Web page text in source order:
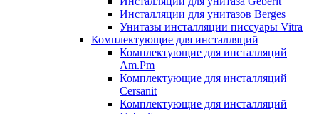
Инсталляции для унитазов Berges
Унитазы инсталляции писсуары Vitra
Комплектующие для инсталляций
Комплектующие для инсталляций
Am.Pm
Комплектующие для инсталляций
Cersanit
Комплектующие для инсталляций